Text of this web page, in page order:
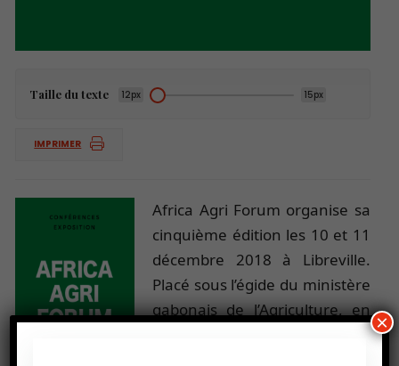
Taille du texte 12px 15px
IMPRIMER
Africa Agri Forum organise sa
cinquième édition les 10 et 11
décembre 2018 à Libreville.
Placé sous l’égide du ministère
gabonais de l’Agriculture, en
, le ×